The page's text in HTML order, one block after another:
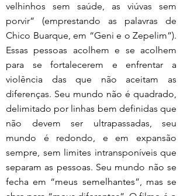
velhinhos sem saúde, as viúvas sem
porvir” (emprestando as palavras de
Chico Buarque, em “Geni e o Zepelim”).
Essas pessoas acolhem e se acolhem
para se fortalecerem e enfrentar a
violência das que não aceitam as
diferenças. Seu mundo não é quadrado,
delimitado por linhas bem definidas que
não devem ser ultrapassadas, seu
mundo é redondo, e em expansão
sempre, sem limites intransponíveis que
separam as pessoas. Seu mundo não se
fecha em “meus semelhantes”, mas se